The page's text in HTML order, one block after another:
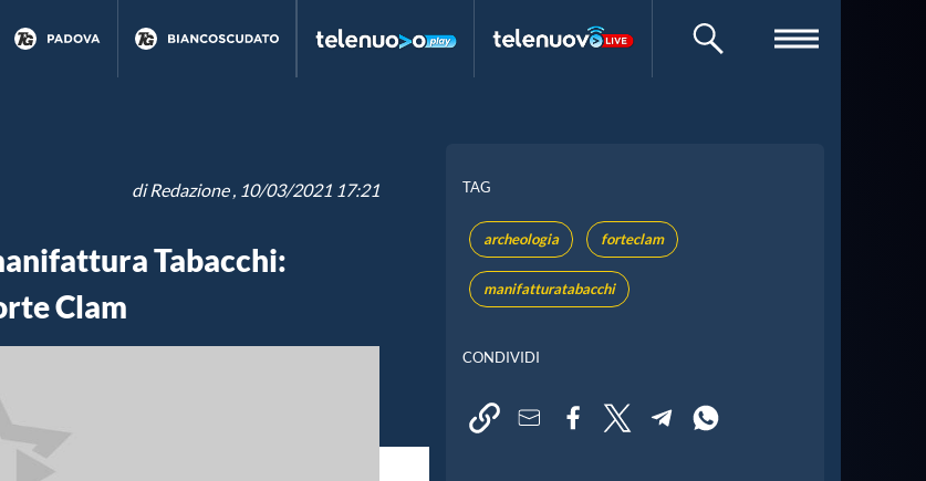
CERCA
diRedazione, 10/03/2021 17:21
Tabacchi:
Clam
TAG
archeologia forteclam
manifatturatabacchi
CONDIVIDI